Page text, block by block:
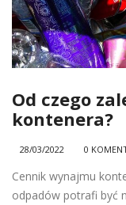
Od czego
kontenera?
28/03/2022 0
Cennik wynajmu
odpadów potrafi być